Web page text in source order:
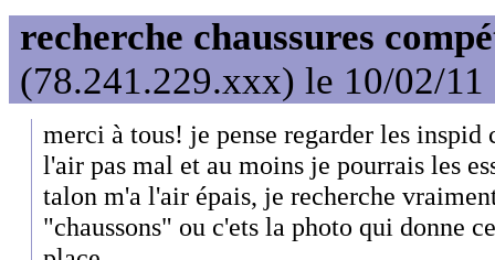
recherche chaussures
(78.241.229.xxx) le 10/02/11
merci à tous! je pense regarder les inspid
l'air pas mal et au moins je pourrais les
talon m'a l'air épais, je recherche
"chaussons" ou c'ets la photo qui donne